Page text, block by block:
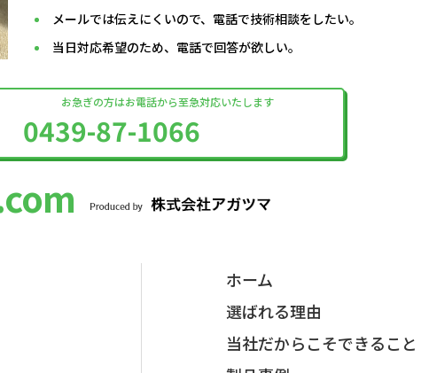
メールでは伝えにくいので、電話で技術相談をしたい。
当日対応希望のため、電話で回答が欲しい。
お急ぎの方はお電話から至急対応いたします
0439-87-1066
ホーム
選ばれる理由
当社だからこそできること